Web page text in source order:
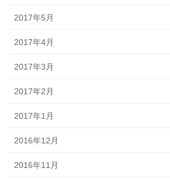
2017年5月
2017年4月
2017年3月
2017年2月
2017年1月
2016年12月
2016年11月